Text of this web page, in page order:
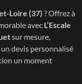
Loire (37) ? Offrez à
avec L’Escale
sur mesure,
devis personnalisé
un moment